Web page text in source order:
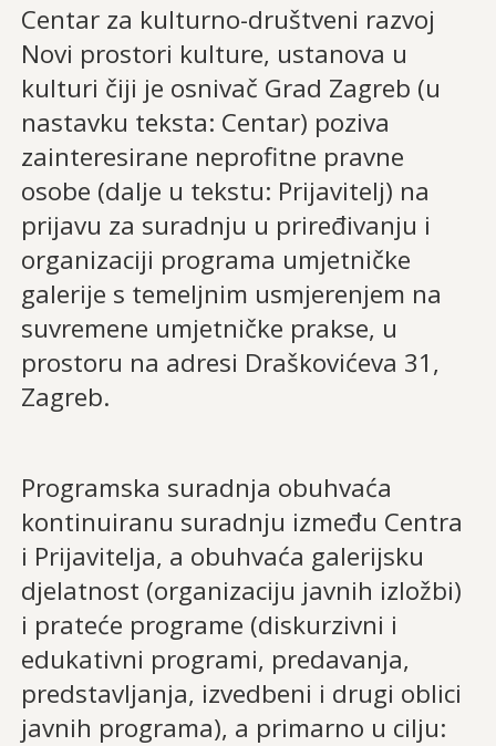
Centar za kulturno-društveni razvoj
Novi prostori kulture, ustanova u
kulturi čiji je osnivač Grad Zagreb (u
nastavku teksta: Centar) poziva
zainteresirane neprofitne pravne
osobe (dalje u tekstu: Prijavitelj) na
prijavu za suradnju u priređivanju i
organizaciji programa umjetničke
galerije s temeljnim usmjerenjem na
suvremene umjetničke prakse, u
prostoru na adresi Draškovićeva 31,
Zagreb.
Programska suradnja obuhvaća
kontinuiranu suradnju između Centra
i Prijavitelja, a obuhvaća galerijsku
djelatnost (organizaciju javnih izložbi)
i prateće programe (diskurzivni i
edukativni programi, predavanja,
predstavljanja, izvedbeni i drugi oblici
javnih programa), a primarno u cilju: